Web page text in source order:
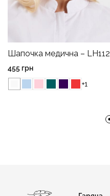
Шапочка медична – LH112
455 грн
+1